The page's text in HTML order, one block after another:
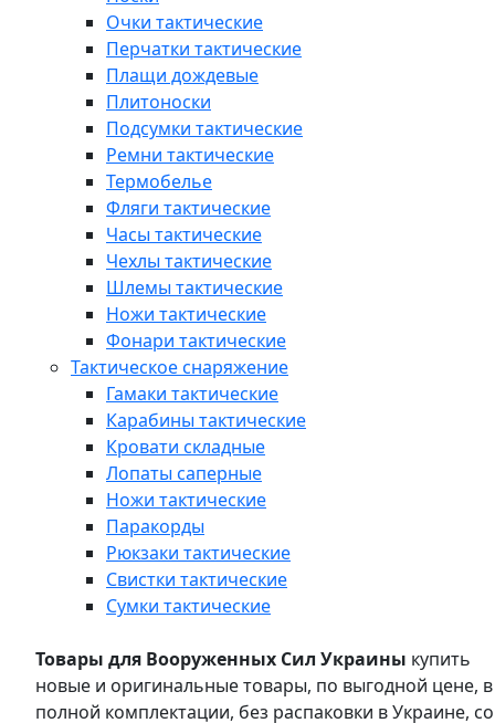
Очки тактические
Перчатки тактические
Плащи дождевые
Плитоноски
Подсумки тактические
Ремни тактические
Термобелье
Фляги тактические
Часы тактические
Чехлы тактические
Шлемы тактические
Ножи тактические
Фонари тактические
Тактическое снаряжение
Гамаки тактические
Карабины тактические
Кровати складные
Лопаты саперные
Ножи тактические
Паракорды
Рюкзаки тактические
Свистки тактические
Сумки тактические
Товары для Вооруженных Сил Украины купить
новые и оригинальные товары, по выгодной цене, в
полной комплектации, без распаковки в Украине, со